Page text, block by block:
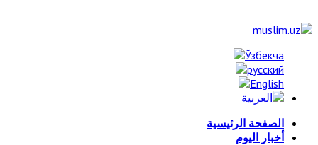
الصفحة الرئيسية
أخبار اليوم